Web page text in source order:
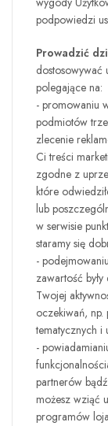
podpowiedzi
Prowadzić
dostosowywać
polegające na:
- promowaniu
podmiotów
zlecenie
Ci treści
zgodne z
które
lub
w serwisie
staramy się
-
zawartość
Twojej
oczekiwań,
tematycznych i
-
partnerów
możesz wziąć
programów